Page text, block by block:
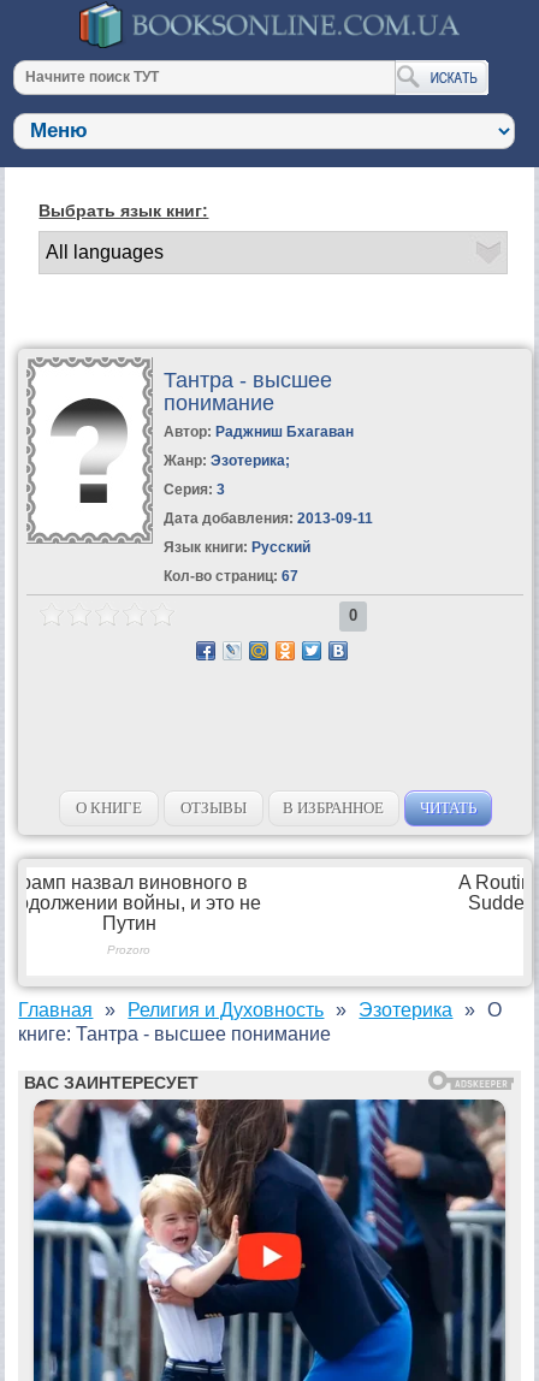
Выбрать язык книг:
Тантра - высшее
понимание
Автор: Раджниш Бхагаван
Жанр: Эзотерика;
Серия: 3
Дата добавления: 2013-09-11
Язык книги: Русский
Кол-во страниц: 67
0
О КНИГЕ ОТЗЫВЫ В ИЗБРАННОЕ ЧИТАТЬ
Главная Религия и Духовность Эзотерика
О
книге: Тантра - высшее понимание